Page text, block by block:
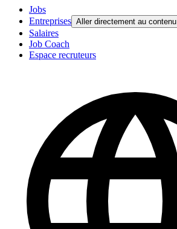
Jobs
Entreprises Aller directement au contenu
Salaires
Job Coach
Espace recruteurs